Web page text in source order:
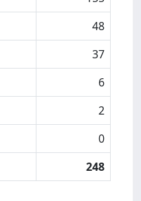
48
37
6
2
0
248